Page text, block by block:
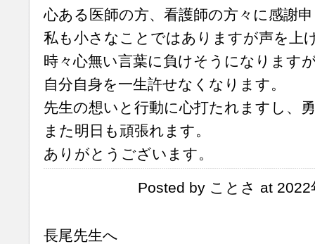
心ある医師の方、看護師の方々に感謝
私も小さなことではありますが声を上
時々心無い言葉に負けそうになります
自分自身を一生許せなくなります。
先生の想いと行動に心打たれますし、
また明日も頑張れます。
ありがとうございます。
Posted by ことさ at
長尾先生へ